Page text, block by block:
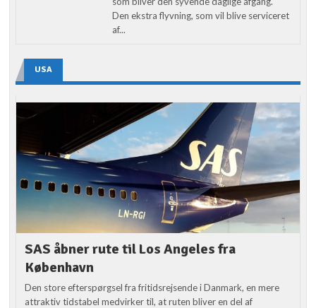
Den ekstra flyvning, som vil blive serviceret
af...
USA
SAS åbner rute til Los Angeles fra
København
Den store efterspørgsel fra fritidsrejsende i Danmark, en mere
attraktiv tidstabel medvirker til, at ruten bliver en del af